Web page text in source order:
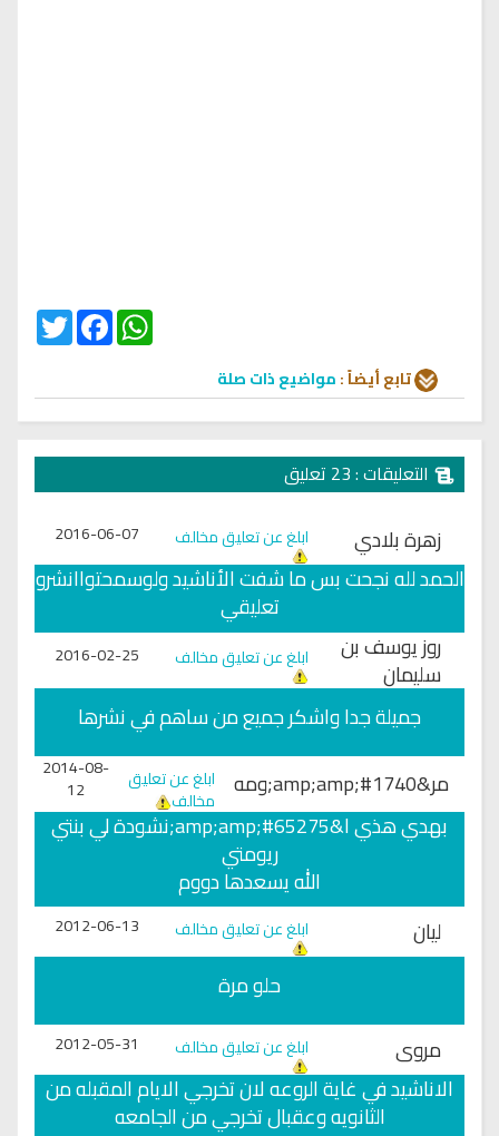
Twitter
FacebookWhatsApp
تابع أيضاً :مواضيع ذات صلة
التعليقات : 23 تعليق
زهرة بلادي ابلغ عن تعليق مخالف 2016-06-07
الحمد لله نجحت بس ما شفت الأناشيد ولوسمحتواانشرو
تعليقي
روز يوسف بن
سليمان ابلغ عن تعليق مخالف 2016-02-25
جميلة جدا واشكر جميع من ساهم في نشرها
مر&amp;amp;#1740;ومه
ابلغ عن تعليق
مخالف
2014-08-
12
بهدي هذي ا&amp;amp;#65275;نشودة لي بنتي
ريومتي
الله يسعدها دووم
ليان
ابلغ عن تعليق مخالف 2012-06-13
حلو مرة
مروى
ابلغ عن تعليق مخالف 2012-05-31
الاناشيد في غاية الروعه لان تخرجي الايام المقبله من
الثانويه وعقبال تخرجي من الجامعه